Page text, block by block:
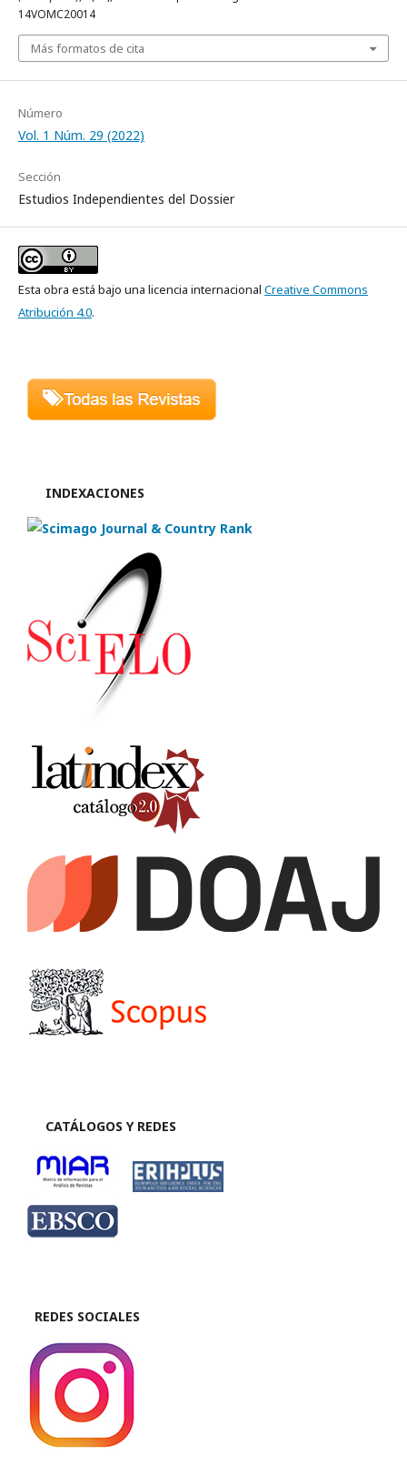
14VOMC20014
Más formatos de cita
Número
Vol. 1 Núm. 29 (2022)
Sección
Estudios Independientes del Dossier
Esta obra está bajo una licencia internacional Creative Commons
Atribución 4.0.
INDEXACIONES
CATÁLOGOS Y REDES
REDES SOCIALES